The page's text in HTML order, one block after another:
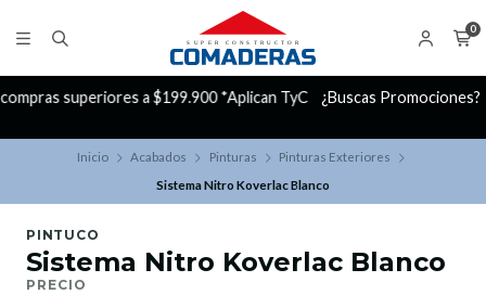
0
¿Buscas Promociones? ¡Aprovecha nuestros Descuentazos!
Inicio Acabados Pinturas
Pinturas Exteriores
Sistema Nitro Koverlac Blanco
PINTUCO
Sistema Nitro Koverlac Blanco
PRECIO